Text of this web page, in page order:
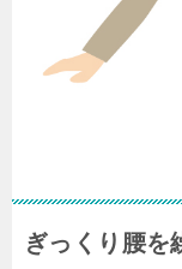
ぎっくり腰を